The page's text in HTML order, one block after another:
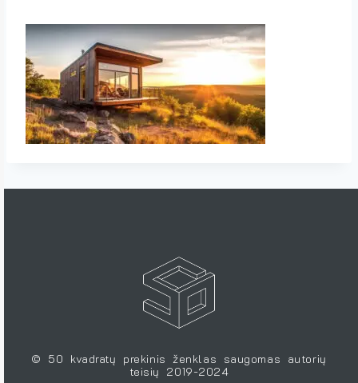
© 50 kvadratų prekinis ženklas saugomas autorių
teisių 2019-2024